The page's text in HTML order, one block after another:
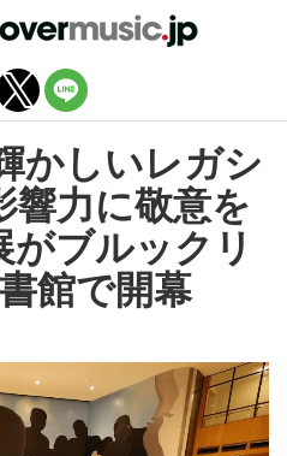
かしいレガシ
響力に敬意を
ブルックリ
館で開幕
ジョンを終了